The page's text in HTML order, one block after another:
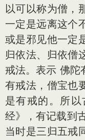
以可以称为僧，
一定是远离这个
或是邪见他一定
归依法、归依僧
戒法。表示 佛陀
有戒法，僧宝也
是有戒的。所
经》，有记载到
当时是三归五戒